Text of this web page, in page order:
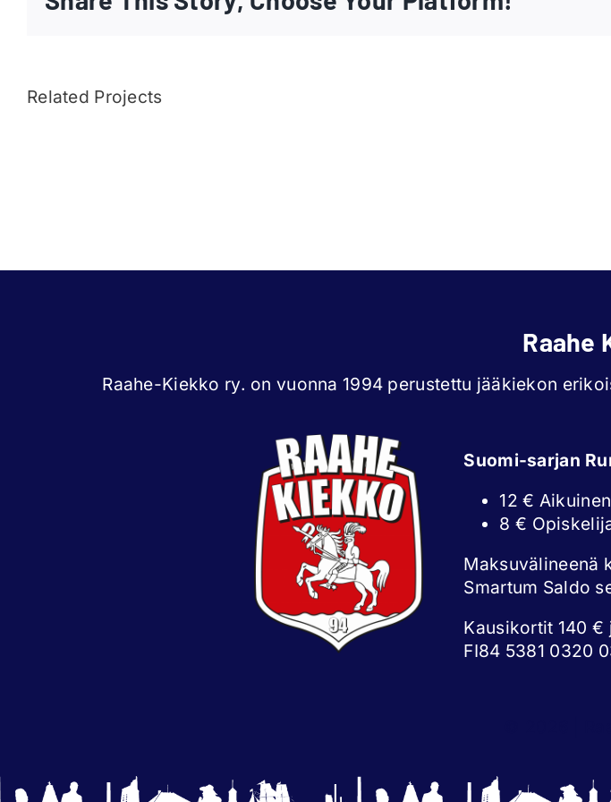
Related Projects
Raahe
Raahe-Kiekko ry. on vuonna 1994 perustettu jääkiekon
Suomi-sarjan
12 € Aikuinen
8 €
Maksuvälineenä
Smartum Saldo
Kausikortit 140 €
FI84 5381 0320